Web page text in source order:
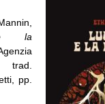
e la
pp.